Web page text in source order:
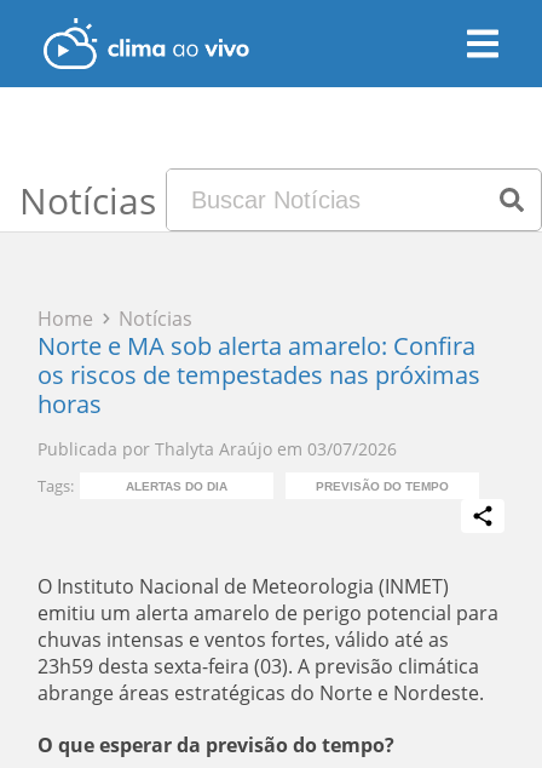
Notícias
Home Notícias
Norte e MA sob alerta amarelo: Confira
os riscos de tempestades nas próximas
horas
Publicada por Thalyta Araújo em 03/07/2026
Tags: ALERTAS DO DIA PREVISÃO DO TEMPO
O Instituto Nacional de Meteorologia (INMET)
emitiu um alerta amarelo de perigo potencial para
chuvas intensas e ventos fortes, válido até as
23h59 desta sexta-feira (03). A previsão climática
abrange áreas estratégicas do Norte e Nordeste.
O que esperar da previsão do tempo?